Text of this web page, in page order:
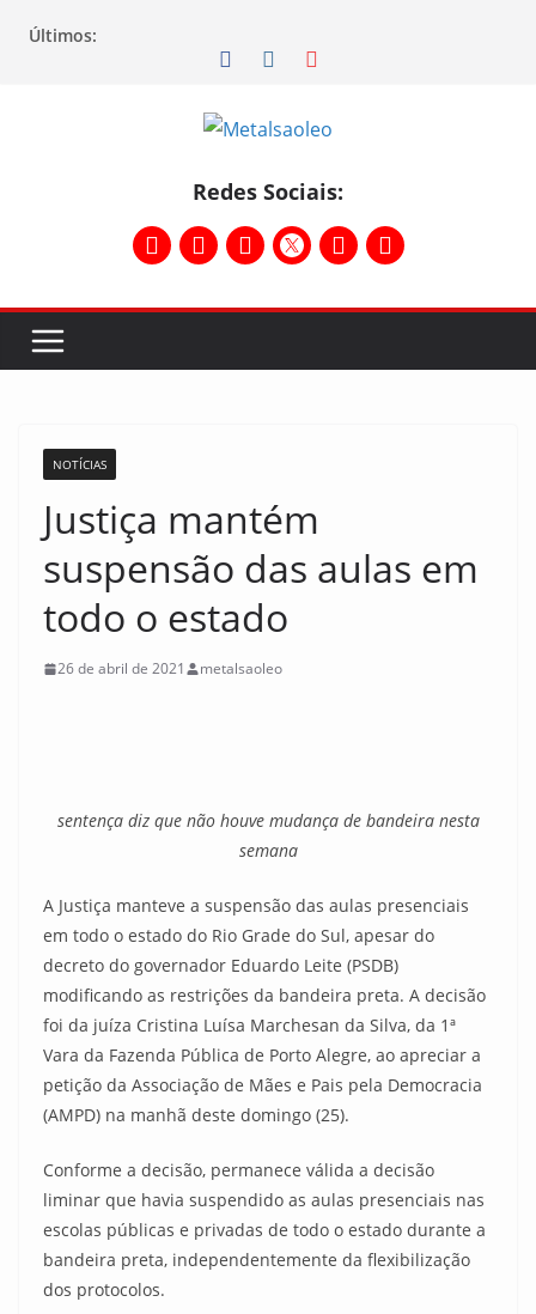
Últimos:
Redes Sociais:
NOTÍCIAS
Justiça mantém
suspensão das aulas em
todo o estado
26 de abril de 2021 metalsaoleo
sentença diz que não houve mudança de bandeira nesta
semana
A Justiça manteve a suspensão das aulas presenciais
em todo o estado do Rio Grade do Sul, apesar do
decreto do governador Eduardo Leite (PSDB)
modificando as restrições da bandeira preta. A decisão
foi da juíza Cristina Luísa Marchesan da Silva, da 1ª
Vara da Fazenda Pública de Porto Alegre, ao apreciar a
petição da Associação de Mães e Pais pela Democracia
(AMPD) na manhã deste domingo (25).
Conforme a decisão, permanece válida a decisão
liminar que havia suspendido as aulas presenciais nas
escolas públicas e privadas de todo o estado durante a
bandeira preta, independentemente da flexibilização
dos protocolos.